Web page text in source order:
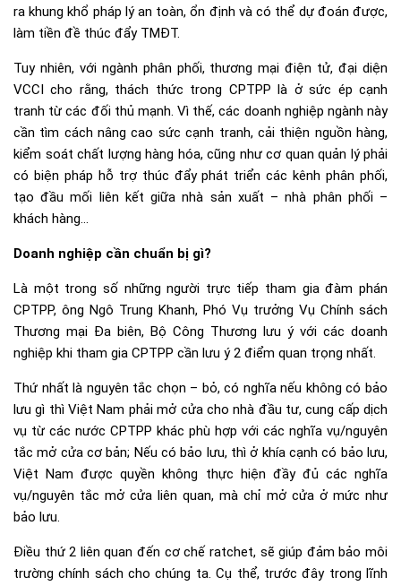
ra khung khổ pháp lý an toàn, ổn định và có thể dự đoán được,
làm tiền đề thúc đẩy TMĐT.
Tuy nhiên, với ngành phân phối, thương mại điện tử, đại diện
VCCI cho rằng, thách thức trong CPTPP là ở sức ép cạnh
tranh từ các đối thủ mạnh. Vì thế, các doanh nghiệp ngành này
cần tìm cách nâng cao sức cạnh tranh, cải thiện nguồn hàng,
kiểm soát chất lượng hàng hóa, cũng như cơ quan quản lý phải
có biện pháp hỗ trợ thúc đẩy phát triển các kênh phân phối,
tạo đầu mối liên kết giữa nhà sản xuất – nhà phân phối –
khách hàng…
Doanh nghiệp cần chuẩn bị gì?
Là một trong số những người trực tiếp tham gia đàm phán
CPTPP, ông Ngô Trung Khanh, Phó Vụ trưởng Vụ Chính sách
Thương mại Đa biên, Bộ Công Thương lưu ý với các doanh
nghiệp khi tham gia CPTPP cần lưu ý 2 điểm quan trọng nhất.
Thứ nhất là nguyên tắc chọn – bỏ, có nghĩa nếu không có bảo
lưu gì thì Việt Nam phải mở cửa cho nhà đầu tư, cung cấp dịch
vụ từ các nước CPTPP khác phù hợp với các nghĩa vụ/nguyên
tắc mở cửa cơ bản; Nếu có bảo lưu, thì ở khía cạnh có bảo lưu,
Việt Nam được quyền không thực hiện đầy đủ các nghĩa
vụ/nguyên tắc mở cửa liên quan, mà chỉ mở cửa ở mức như
bảo lưu.
Điều thứ 2 liên quan đến cơ chế ratchet, sẽ giúp đảm bảo môi
trường chính sách cho chúng ta. Cụ thể, trước đây trong lĩnh